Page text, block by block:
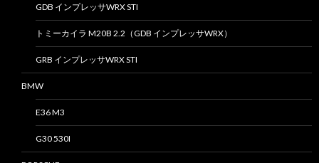
GDB インプレッサWRX STI
トミーカイラ M20B 2.2（GDB インプレッサWRX）
GRB インプレッサWRX STI
BMW
E36 M3
G30 530I